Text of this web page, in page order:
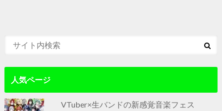
人気ページ
VTuber×生バンドの新感覚音楽フェス